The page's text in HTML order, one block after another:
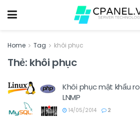
Home Tag khôi phục
Thẻ: khôi phục
Khôi phục mật khẩu
LNMP
14/05/2014 2